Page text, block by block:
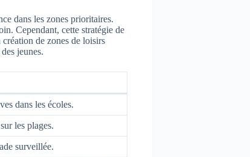
dans les zones prioritaires.
Cependant, cette stratégie de
de zones de loisirs
jeunes.
dans les écoles.
les plages.
surveillée.